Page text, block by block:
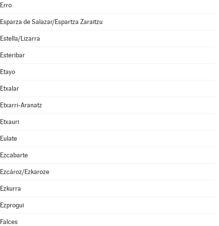
Erro
Esparza de Salazar/Espartza Zaraitzu
Estella/Lizarra
Esteribar
Etayo
Etxalar
Etxarri-Aranatz
Etxauri
Eulate
Ezcabarte
Ezcároz/Ezkaroze
Ezkurra
Ezprogui
Falces